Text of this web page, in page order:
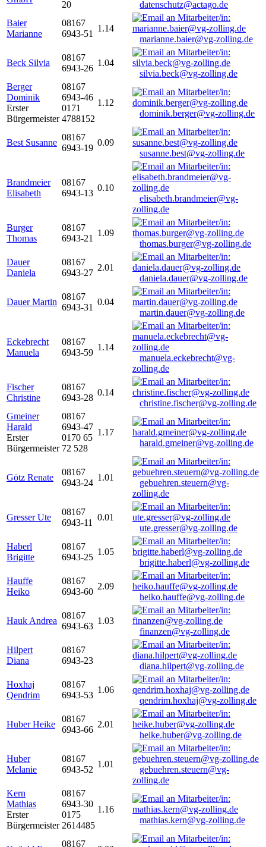
20
datenschutz@actago.de
Baier
Marianne
08167
6943-51
1.14
marianne.baier@vg-zolling.de
Beck Silvia
08167
6943-26
1.04
silvia.beck@vg-zolling.de
Berger
Dominik
Erster
Bürgermeister
08167
6943-46
0171
4788152
1.12
dominik.berger@vg-zolling.de
Best Susanne
08167
6943-19
0.09
susanne.best@vg-zolling.de
Brandmeier
Elisabeth
08167
6943-13
0.10
elisabeth.brandmeier@vg-
zolling.de
Burger
Thomas
08167
6943-21
1.09
thomas.burger@vg-zolling.de
Dauer
Daniela
08167
6943-27
2.01
daniela.dauer@vg-zolling.de
Dauer Martin
08167
6943-31
0.04
martin.dauer@vg-zolling.de
Eckebrecht
Manuela
08167
6943-59
1.14
manuela.eckebrecht@vg-
zolling.de
Fischer
Christine
08167
6943-28
0.14
christine.fischer@vg-zolling.de
Gmeiner
Harald
Erster
Bürgermeister
08167
6943-47
0170 65
72 528
1.17
harald.gmeiner@vg-zolling.de
Götz Renate
08167
6943-24
1.01
gebuehren.steuern@vg-
zolling.de
Gresser Ute
08167
6943-11
0.01
ute.gresser@vg-zolling.de
Haberl
Brigitte
08167
6943-25
1.05
brigitte.haberl@vg-zolling.de
Hauffe
Heiko
08167
6943-60
2.09
heiko.hauffe@vg-zolling.de
Hauk Andrea
08167
6943-63
1.03
finanzen@vg-zolling.de
Hilpert
Diana
08167
6943-23
diana.hilpert@vg-zolling.de
Hoxhaj
Qendrim
08167
6943-53
1.06
qendrim.hoxhaj@vg-zolling.de
Huber Heike
08167
6943-66
2.01
heike.huber@vg-zolling.de
Huber
Melanie
08167
6943-52
1.01
gebuehren.steuern@vg-
zolling.de
Kern
Mathias
Erster
Bürgermeister
08167
6943-30
0175
2614485
1.16
mathias.kern@vg-zolling.de
08167